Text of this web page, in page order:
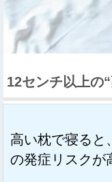
12センチ以上の
高い枕で寝ると
の発症リスクが